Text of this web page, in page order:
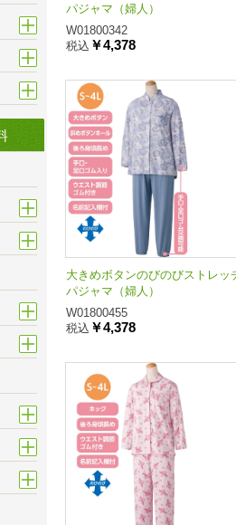
パジャマ（婦人）
W01800342
税込 ￥4,378
大きめボタンのびのびストレッ
パジャマ（婦人）
W01800455
税込 ￥4,378